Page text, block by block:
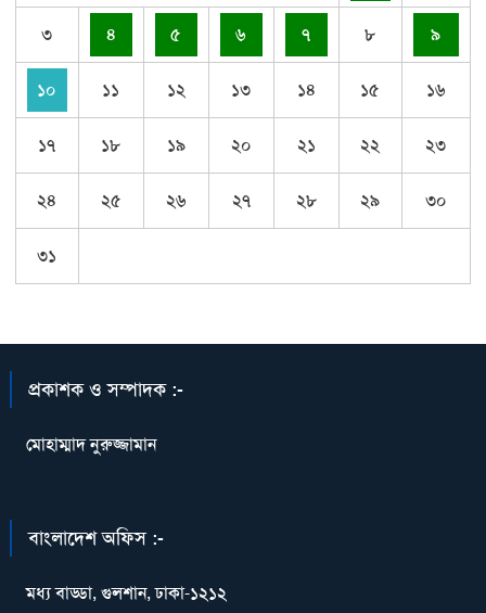
৩ ৪ ৫ ৬ ৭ ৮ ৯
১০ ১১ ১২ ১৩ ১৪ ১৫ ১৬
১৭ ১৮ ১৯ ২০ ২১ ২২ ২৩
২৪ ২৫ ২৬ ২৭ ২৮ ২৯ ৩০
৩১
প্রকাশক ও সম্পাদক :-
মোহাম্মাদ নুরুজ্জামান
বাংলাদেশ অফিস :-
মধ্য বাড্ডা, গুলশান, ঢাকা-১২১২